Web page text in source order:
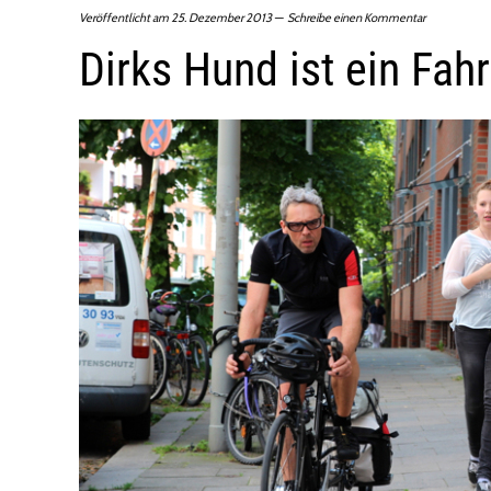
Veröffentlicht am 25. Dezember 2013 Schreibe einen Kommentar
Dirks Hund ist ein